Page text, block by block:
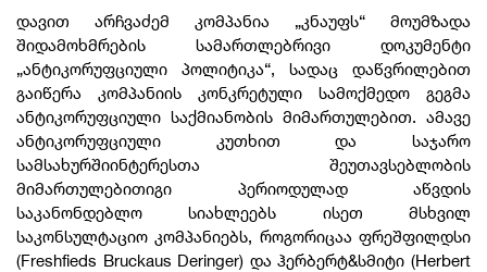
დავით არჩვაძემ კომპანია „კნაუფს“ მოუმზადა
შიდამოხმრების სამართლებრივი დოკუმენტი
„ანტიკორუფციული პოლიტიკა“, სადაც დაწვრილებით
გაიწერა კომპანიის კონკრეტული სამოქმედო გეგმა
ანტიკორუფციული საქმიანობის მიმართულებით. ამავე
ანტიკორუფციული კუთხით და საჯარო
სამსახურშიინტერესთა შეუთავსებლობის
მიმართულებითიგი პერიოდულად აწვდის
საკანონდებლო სიახლეებს ისეთ მსხვილ
საკონსულტაციო კომპანიებს, როგორიცაა ფრეშფილდსი
(Freshfieds Bruckaus Deringer) და ჰერბერტ&სმიტი (Herbert